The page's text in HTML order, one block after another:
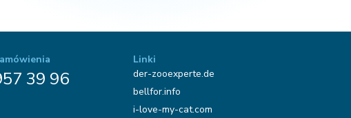
39 96
Linki
der-zooexperte.de
bellfor.info
i-love-my-cat.com